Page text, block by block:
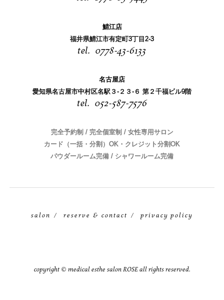
鯖江店
福井県鯖江市有定町3丁目2-3
0778-43-6133
名古屋店
愛知県名古屋市中村区名駅３-２３-６ 第２千福ビル9階
052-587-7576
完全予約制 / 完全個室制 / 女性専用サロン
カード（一括・分割）OK・クレジット分割OK
パウダールーム完備 / シャワールーム完備
salon reserve & contact privacy policy
copyright © medical esthe salon ROSE all rights reserved.